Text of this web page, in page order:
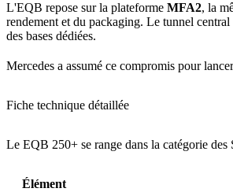
L'EQB repose sur la plateforme MFA2, la
rendement et du packaging. Le tunnel
des bases dédiées.
Mercedes a assumé ce compromis pour
Fiche technique détaillée
Le EQB 250+ se range dans la catégorie
Élément